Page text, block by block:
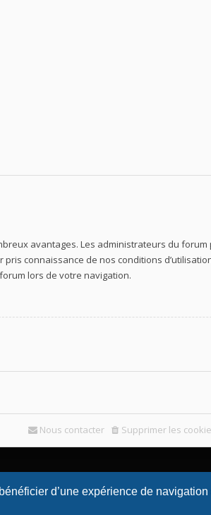
d’une expérience de navigation
avantages. Les administrateurs du
connaissance de nos conditions
lors de votre navigation.
Supprimer les
Nous contacter